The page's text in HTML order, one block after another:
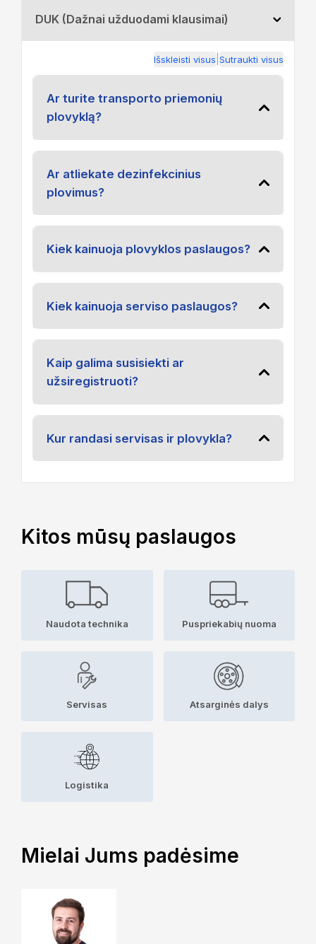
DUK (Dažnai užduodami klausimai)
Išskleisti visus Sutraukti visus
Ar turite transporto priemonių
plovyklą?
Ar atliekate dezinfekcinius
plovimus?
Kiek kainuoja plovyklos paslaugos?
Kiek kainuoja serviso paslaugos?
Kaip galima susisiekti ar
užsiregistruoti?
Kur randasi servisas ir plovykla?
Kitos mūsų paslaugos
Naudota technika Puspriekabių nuoma
Servisas Atsarginės dalys
Logistika
Mielai Jums padėsime